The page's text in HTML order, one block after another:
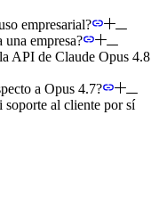
empresarial?
una empresa?
API de Claude Opus 4.8
a Opus 4.7?
soporte al cliente por sí